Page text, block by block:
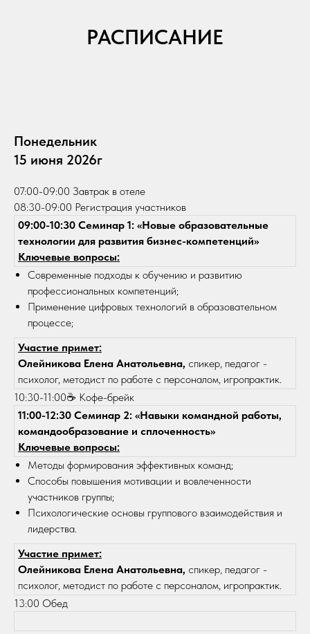
РАСПИСАНИЕ
Понедельник
15 июня 2026г
07:00-09:00 Завтрак в отеле
08:30-09:00 Регистрация участников
09:00-10:30 Семинар 1: «Новые образовательные
технологии для развития бизнес-компетенций»
Ключевые вопросы:
Современные подходы к обучению и развитию
профессиональных компетенций;
Применение цифровых технологий в образовательном
процессе;
Участие примет:
Олейникова Елена Анатольевна, спикер, педагог -
психолог, методист по работе с персоналом, игропрактик.
10:30-11:00☕ Кофе-брейк
11:00-12:30 Семинар 2: «Навыки командной работы,
командообразование и сплоченность»
Ключевые вопросы:
Методы формирования эффективных команд;
Способы повышения мотивации и вовлеченности
участников группы;
Психологические основы группового взаимодействия и
лидерства.
Участие примет:
Олейникова Елена Анатольевна, спикер, педагог -
психолог, методист по работе с персоналом, игропрактик.
13:00 Обед